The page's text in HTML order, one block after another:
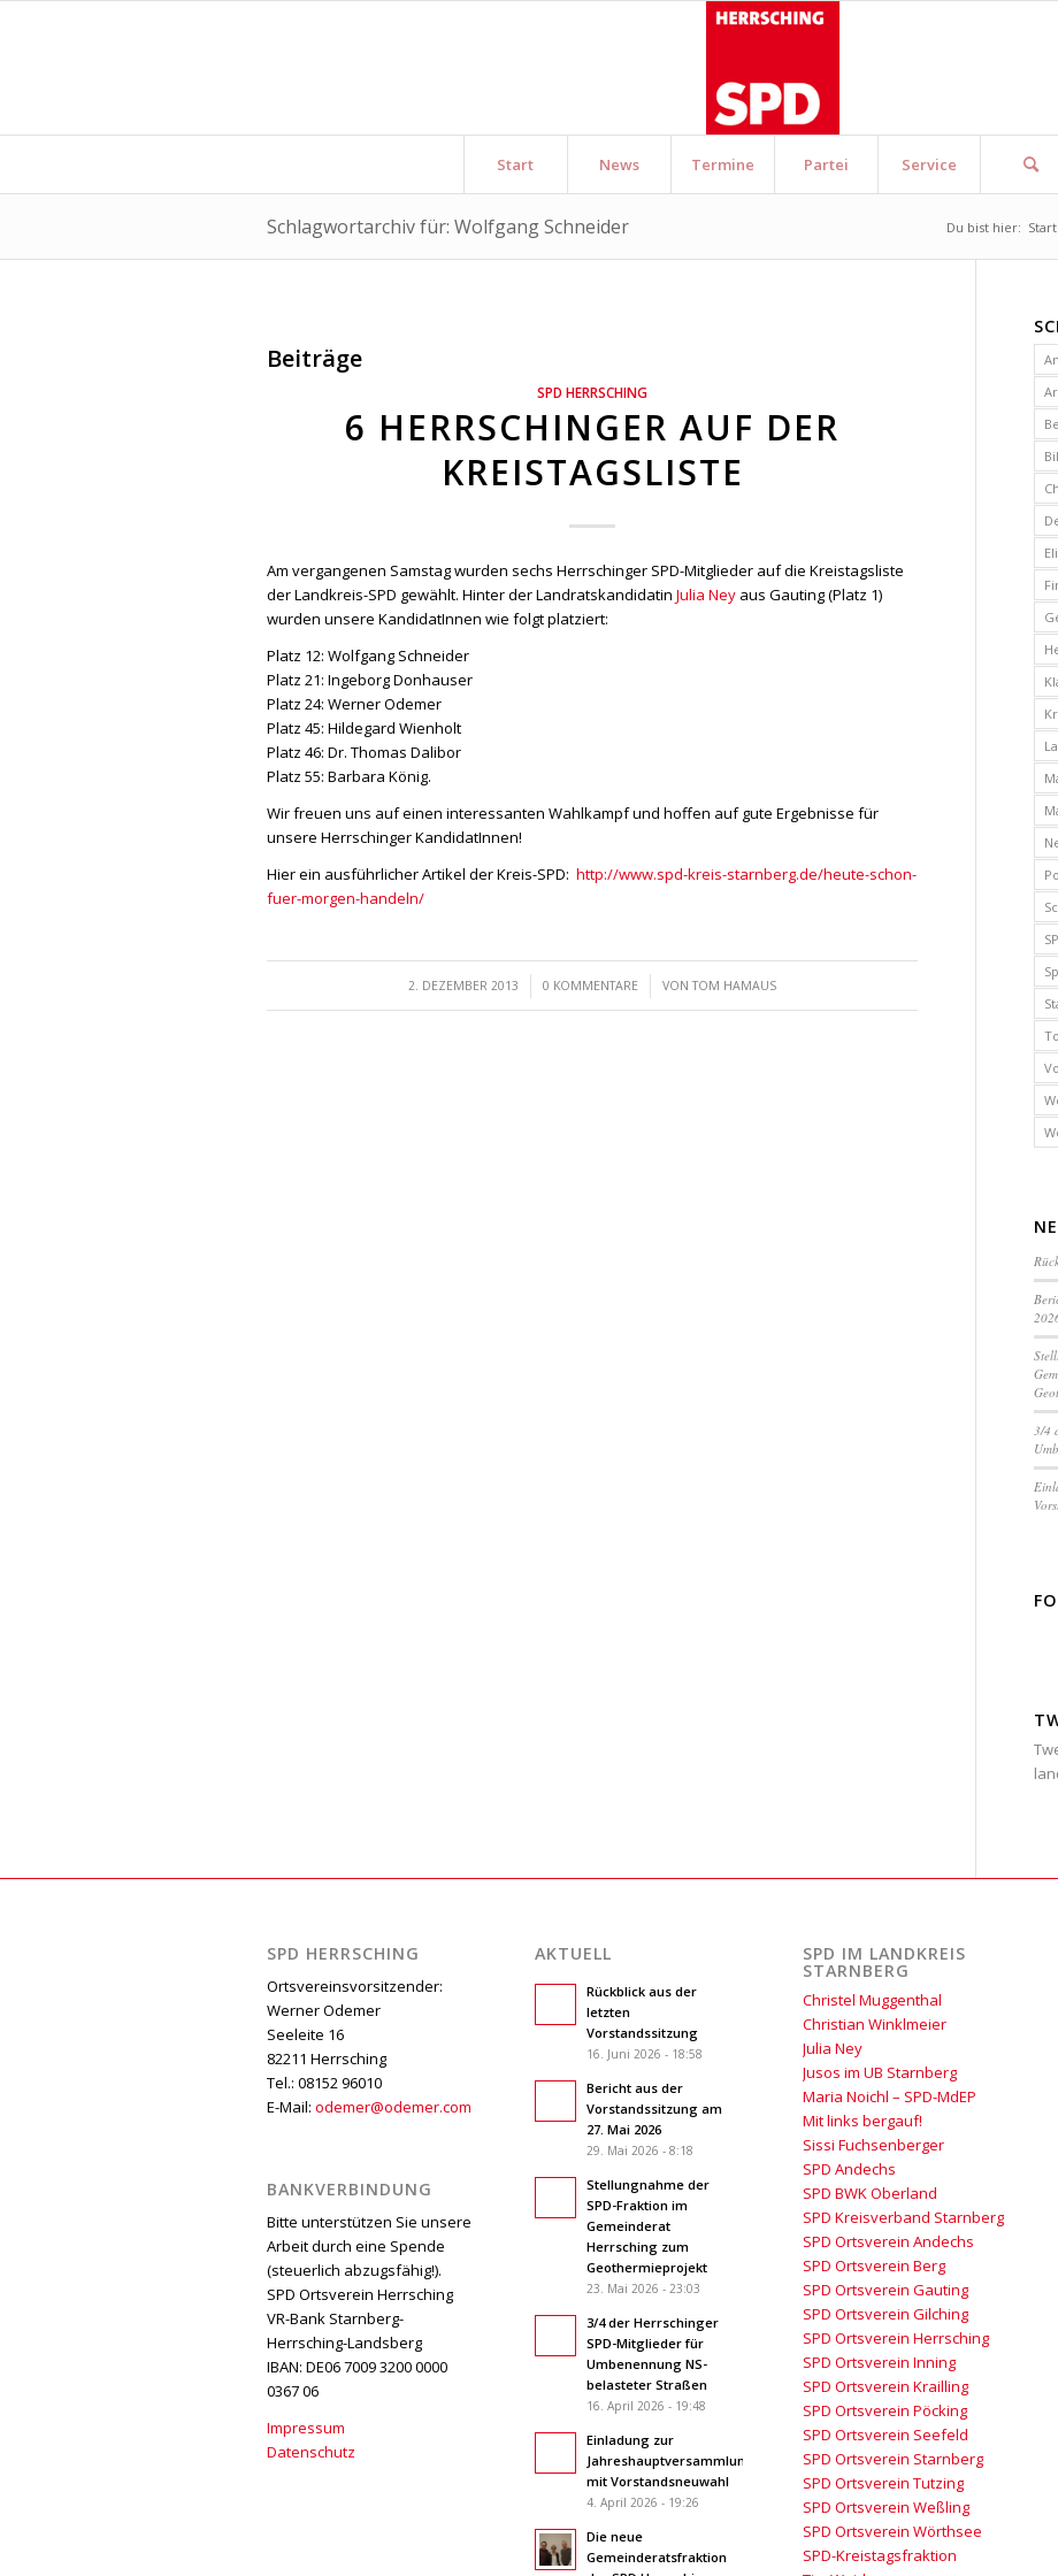
Start News Termine Partei Service
Schlagwortarchiv für: Wolfgang Schneider Du bist hier:
Beiträge
SPD HERRSCHING
6 HERRSCHINGER AUF DER
KREISTAGSLISTE
Am vergangenen Samstag wurden sechs Herrschinger SPD-Mitglieder auf die Kreistagsliste
der Landkreis-SPD gewählt. Hinter der Landratskandidatin Julia Ney aus Gauting (Platz 1)
wurden unsere KandidatInnen wie folgt platziert:
Platz 12: Wolfgang Schneider
Platz 21: Ingeborg Donhauser
Platz 24: Werner Odemer
Platz 45: Hildegard Wienholt
Platz 46: Dr. Thomas Dalibor
Platz 55: Barbara König.
Wir freuen uns auf einen interessanten Wahlkampf und hoffen auf gute Ergebnisse für
unsere Herrschinger KandidatInnen!
Hier ein ausführlicher Artikel der Kreis-SPD: http://www.spd-kreis-starnberg.de/heute-schon-
fuer-morgen-handeln/
2. DEZEMBER 2013
/ 0 KOMMENTARE
/ VONTOM HAMAUS
3/4
SPD HERRSCHING
Ortsvereinsvorsitzender:
Werner Odemer
Seeleite 16
82211 Herrsching
Tel.: 08152 96010
E-Mail: odemer@odemer.com
BANKVERBINDUNG
Bitte unterstützen Sie unsere
Arbeit durch eine Spende
(steuerlich abzugsfähig!).
SPD Ortsverein Herrsching
VR-Bank Starnberg-
Herrsching-Landsberg
IBAN: DE06 7009 3200 0000
0367 06
Impressum
Datenschutz
AKTUELL
Rückblick aus der
letzten
Vorstandssitzung
16. Juni 2026 - 18:58
Bericht aus der
Vorstandssitzung am
27. Mai 2026
29. Mai 2026 - 8:18
Stellungnahme der
SPD-Fraktion im
Gemeinderat
Herrsching zum
Geothermieprojekt
23. Mai 2026 - 23:03
3/4 der Herrschinger
SPD-Mitglieder für
Umbenennung NS-
belasteter Straßen
16. April 2026 - 19:48
Einladung zur
Jahreshauptversammlung
mit Vorstandsneuwahl
4. April 2026 - 19:26
Die neue
Gemeinderatsfraktion
SPD IM LANDKREIS
STARNBERG
Christel Muggenthal
Christian Winklmeier
Julia Ney
Jusos im UB Starnberg
Maria Noichl – SPD-MdEP
Mit links bergauf!
Sissi Fuchsenberger
SPD Andechs
SPD BWK Oberland
SPD Kreisverband Starnberg
SPD Ortsverein Andechs
SPD Ortsverein Berg
SPD Ortsverein Gauting
SPD Ortsverein Gilching
SPD Ortsverein Herrsching
SPD Ortsverein Inning
SPD Ortsverein Krailling
SPD Ortsverein Pöcking
SPD Ortsverein Seefeld
SPD Ortsverein Starnberg
SPD Ortsverein Tutzing
SPD Ortsverein Weßling
SPD Ortsverein Wörthsee
SPD-Kreistagsfraktion